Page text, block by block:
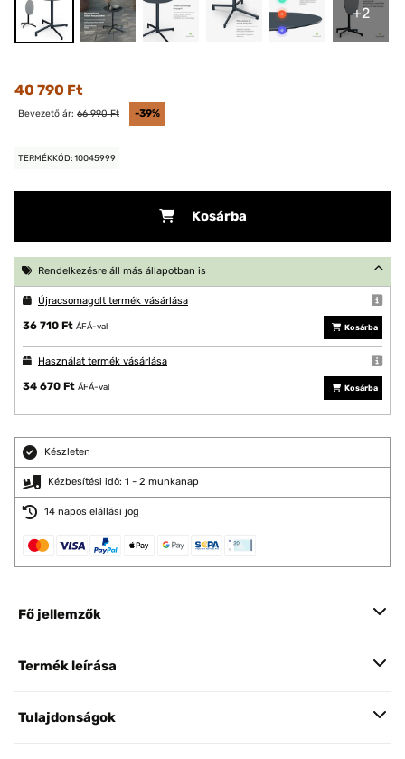
+2
40 790 Ft
Bevezető ár: 66 990 Ft -39%
TERMÉKKÓD: 10045999
Kosárba
Rendelkezésre áll más állapotban is
Újracsomagolt termék vásárlása
36 710 Ft ÁFÁ-val Kosárba
Használat termék vásárlása
34 670 Ft ÁFÁ-val Kosárba
Készleten
Kézbesítési idő: 1 - 2 munkanap
14 napos elállási jog
Fő jellemzők
Termék leírása
Tulajdonságok